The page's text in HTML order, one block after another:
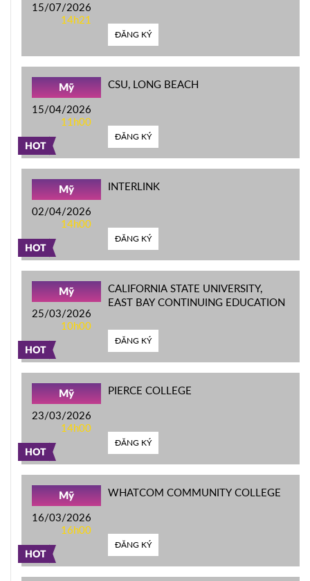
15/07/2026
14h21
ĐĂNG KÝ
HOT
Mỹ
15/04/2026
11h00
CSU, LONG BEACH
ĐĂNG KÝ
HOT
Mỹ
02/04/2026
14h00
INTERLINK
ĐĂNG KÝ
HOT
Mỹ
25/03/2026
10h00
CALIFORNIA STATE UNIVERSITY,
EAST BAY CONTINUING EDUCATION
ĐĂNG KÝ
HOT
Mỹ
23/03/2026
14h00
PIERCE COLLEGE
ĐĂNG KÝ
HOT
Mỹ
16/03/2026
16h00
WHATCOM COMMUNITY COLLEGE
ĐĂNG KÝ